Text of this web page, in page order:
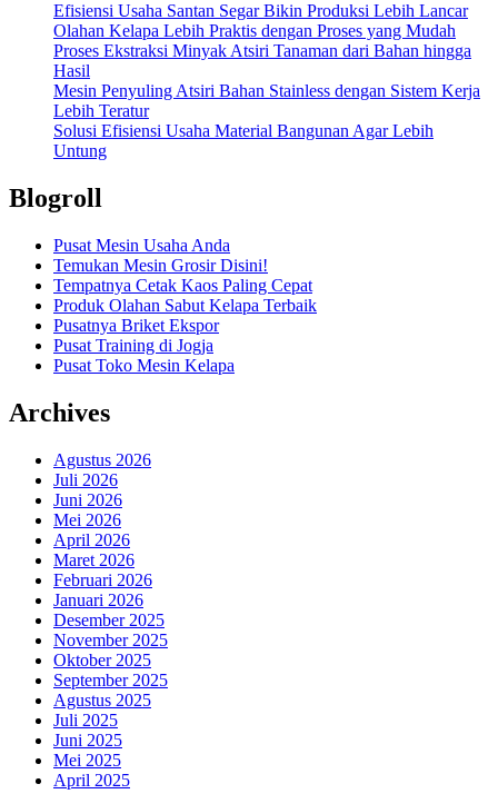
Efisiensi Usaha Santan Segar Bikin Produksi Lebih Lancar
Olahan Kelapa Lebih Praktis dengan Proses yang Mudah
Proses Ekstraksi Minyak Atsiri Tanaman dari Bahan hingga
Hasil
Mesin Penyuling Atsiri Bahan Stainless dengan Sistem Kerja
Lebih Teratur
Solusi Efisiensi Usaha Material Bangunan Agar Lebih
Untung
Blogroll
Pusat Mesin Usaha Anda
Temukan Mesin Grosir Disini!
Tempatnya Cetak Kaos Paling Cepat
Produk Olahan Sabut Kelapa Terbaik
Pusatnya Briket Ekspor
Pusat Training di Jogja
Pusat Toko Mesin Kelapa
Archives
Agustus 2026
Juli 2026
Juni 2026
Mei 2026
April 2026
Maret 2026
Februari 2026
Januari 2026
Desember 2025
November 2025
Oktober 2025
September 2025
Agustus 2025
Juli 2025
Juni 2025
Mei 2025
April 2025